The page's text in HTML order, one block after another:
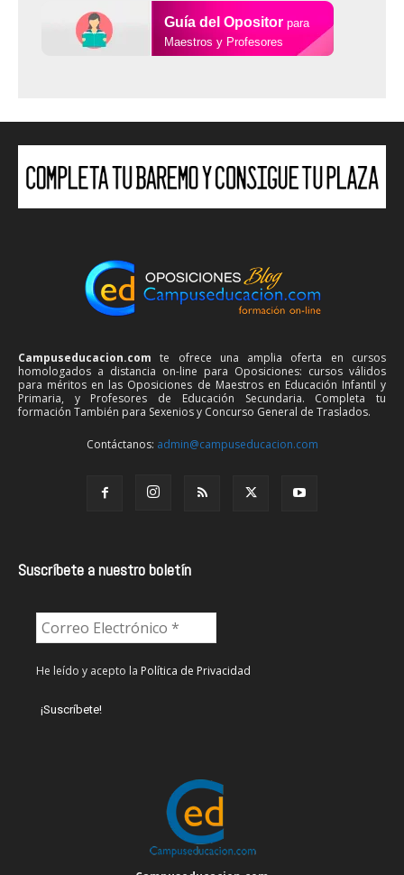
Guía del Opositor para
Maestros y Profesores
Campuseducacion.com te ofrece una amplia oferta en cursos
homologados a distancia on-line para Oposiciones: cursos válidos
para méritos en las Oposiciones de Maestros en Educación Infantil y
Primaria, y Profesores de Educación Secundaria. Completa tu
formación También para Sexenios y Concurso General de Traslados.
Contáctanos: admin@campuseducacion.com
Suscríbete a nuestro boletín
He leído y acepto la Política de Privacidad